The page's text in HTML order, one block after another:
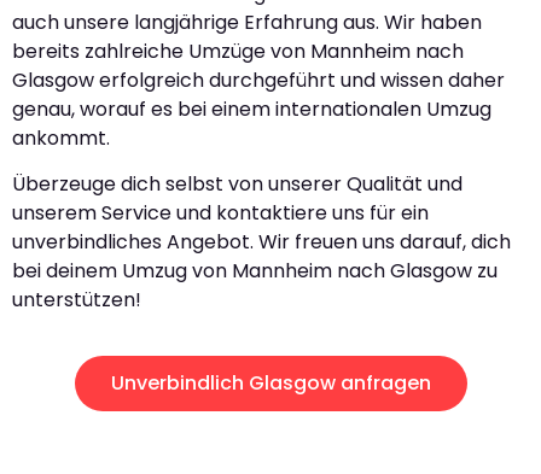
auch unsere langjährige Erfahrung aus. Wir haben
bereits zahlreiche Umzüge von Mannheim nach
Glasgow erfolgreich durchgeführt und wissen daher
genau, worauf es bei einem internationalen Umzug
ankommt.
Überzeuge dich selbst von unserer Qualität und
unserem Service und kontaktiere uns für ein
unverbindliches Angebot. Wir freuen uns darauf, dich
bei deinem Umzug von Mannheim nach Glasgow zu
unterstützen!
Unverbindlich Glasgow anfragen